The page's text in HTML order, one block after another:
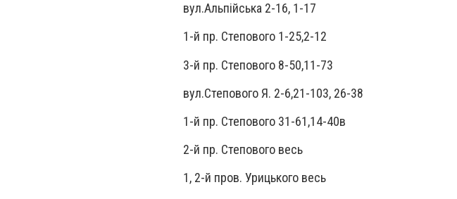
вул.Альпiйська 2-16, 1-17
1-й пр. Степового 1-25,2-12
3-й пр. Степового 8-50,11-73
вул.Степового Я. 2-6,21-103, 26-38
1-й пр. Степового 31-61,14-40в
2-й пр. Степового весь
1, 2-й пров. Урицького весь